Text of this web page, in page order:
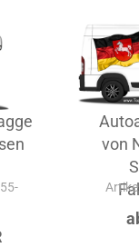
von